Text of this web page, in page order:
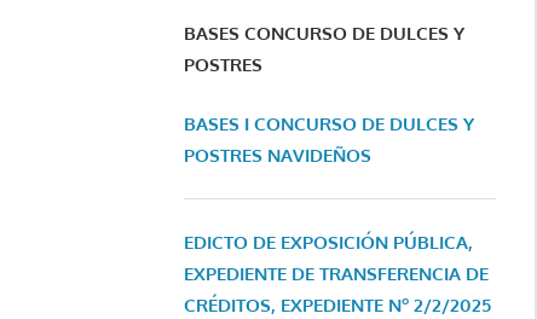
BASES CONCURSO DE DULCES Y
POSTRES
BASES I CONCURSO DE DULCES Y
POSTRES NAVIDEÑOS
EDICTO DE EXPOSICIÓN PÚBLICA,
EXPEDIENTE DE TRANSFERENCIA DE
CRÉDITOS, EXPEDIENTE Nº 2/2/2025